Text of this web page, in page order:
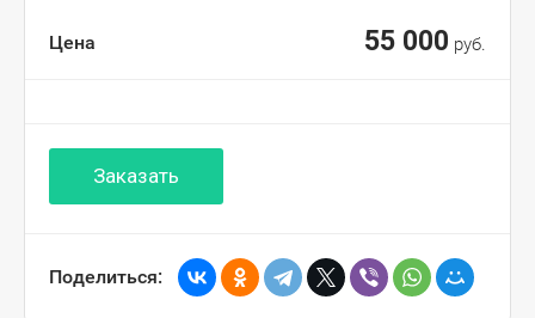
Цена 55 000 руб.
Заказать
Поделиться: